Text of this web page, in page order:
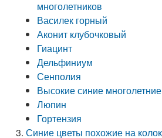
многолетников
Василек горный
Аконит клубочковый
Гиацинт
Дельфиниум
Сенполия
Высокие синие
Люпин
Гортензия
Синие цветы похожие на